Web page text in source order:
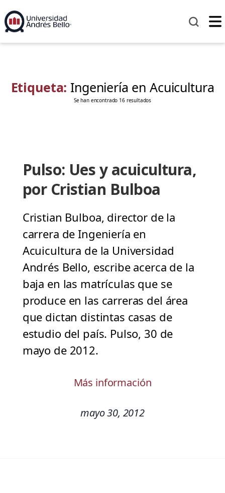
Etiqueta: Ingeniería en Acuicultura
Se han encontrado 16 resultados
Pulso: Ues y acuicultura,
por Cristian Bulboa
Cristian Bulboa, director de la
carrera de Ingeniería en
Acuicultura de la Universidad
Andrés Bello, escribe acerca de la
baja en las matrículas que se
produce en las carreras del área
que dictan distintas casas de
estudio del país. Pulso, 30 de
mayo de 2012.
Más información
mayo 30, 2012